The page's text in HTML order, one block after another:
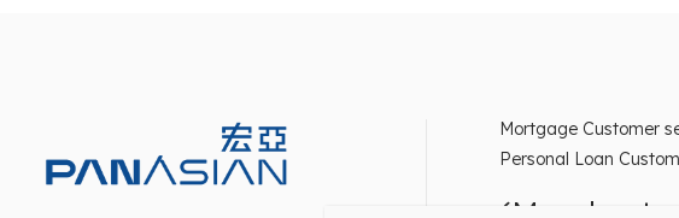
Mortgage Customer
Personal Loan